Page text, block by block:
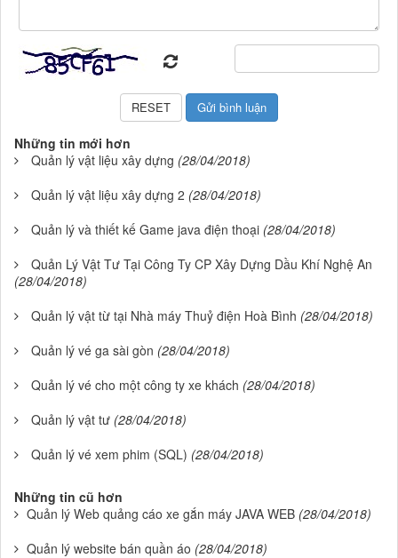
Những tin mới hơn
Quản lý vật liệu xây dựng (28/04/2018)
Quản lý vật liệu xây dựng 2 (28/04/2018)
Quản lý và thiết kế Game java điện thoại (28/04/2018)
Quản Lý Vật Tư Tại Công Ty CP Xây Dựng Dầu Khí Nghệ An
(28/04/2018)
Quản lý vật từ tại Nhà máy Thuỷ điện Hoà Bình (28/04/2018)
Quản lý vé ga sài gòn (28/04/2018)
Quản lý vé cho một công ty xe khách (28/04/2018)
Quản lý vật tư (28/04/2018)
Quản lý vé xem phim (SQL) (28/04/2018)
Những tin cũ hơn
Quản lý Web quảng cáo xe gắn máy JAVA WEB (28/04/2018)
Quản lý website bán quần áo (28/04/2018)